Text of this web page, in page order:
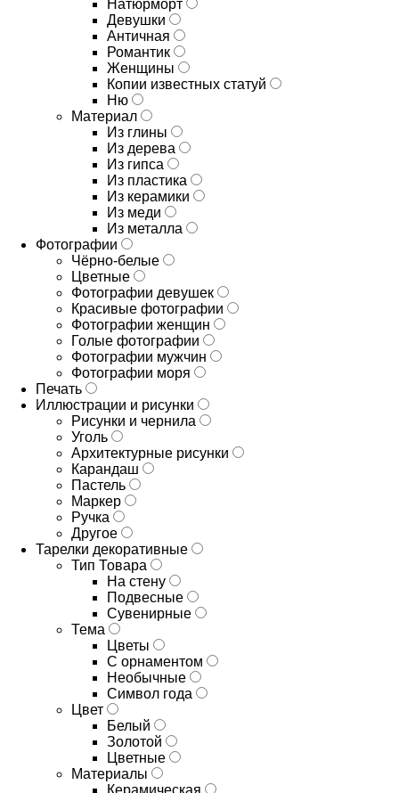
Натюрморт
Девушки
Античная
Романтик
Женщины
Копии известных статуй
Ню
Материал
Из глины
Из дерева
Из гипса
Из пластика
Из керамики
Из меди
Из металла
Фотографии
Чёрно-белые
Цветные
Фотографии девушек
Красивые фотографии
Фотографии женщин
Голые фотографии
Фотографии мужчин
Фотографии моря
Печать
Иллюстрации и рисунки
Рисунки и чернила
Уголь
Архитектурные рисунки
Карандаш
Пастель
Маркер
Ручка
Другое
Тарелки декоративные
Тип Товара
На стену
Подвесные
Сувенирные
Тема
Цветы
С орнаментом
Необычные
Символ года
Цвет
Белый
Золотой
Цветные
Материалы
Керамическая